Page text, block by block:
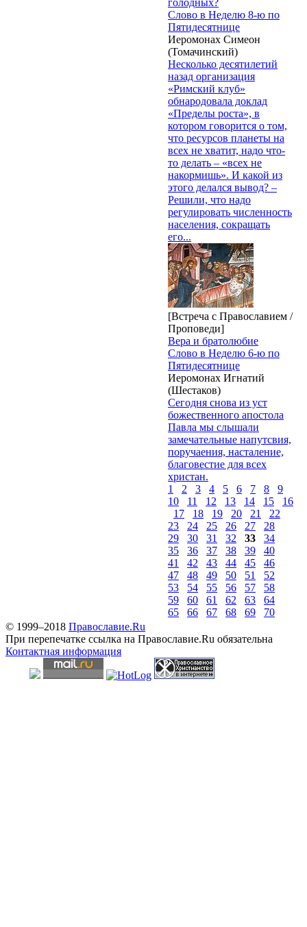
Слово в Неделю 8-ю по
Пятидесятнице
Иеромонах Симеон
(Томачинский)
Несколько десятилетий
назад организация
«Римский клуб»
обнародовала доклад
«Пределы роста», в
котором говорится о том,
что ресурсов планеты на
всех не хватит, надо что-
то делать – «всех не
накормишь». И какой из
этого делался вывод? –
Решили, что надо
регулировать численность
населения, сокращать
его...
[Встреча с Православием /
Проповеди]
Вера и братолюбие
Слово в Неделю 6-ю по
Пятидесятнице
Иеромонах Игнатий
(Шестаков)
Сегодня снова из уст
божественного апостола
Павла мы слышали
замечательные напутсвия,
поручаения, насталение,
благовестие для всех
христан.
1
2 3 4 5 6 7 8
9
10
11 12 13 14 15
16
17
18 19 20 21
22
23
24 25 26 27
28
29
30 31 32 33
34
35
36 37 38 39
40
41
42 43 44 45
46
47
48 49 50 51
52
53
54 55 56 57
58
59
60 61 62 63
64
65
66 67 68 69
70
© 1999–2018 Православие.Ru
При перепечатке ссылка на Православие.Ru обязательна
Контактная информация